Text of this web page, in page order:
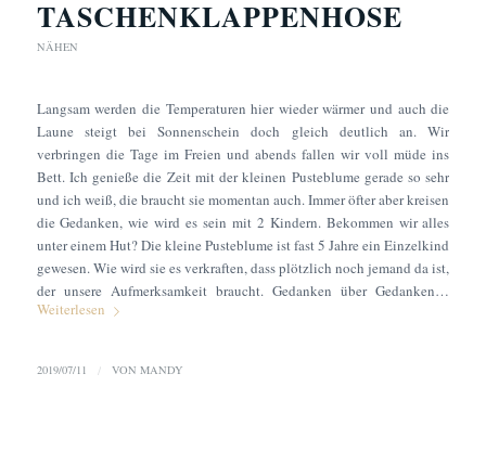
TASCHENKLAPPENHOSE
NÄHEN
Langsam werden die Temperaturen hier wieder wärmer und auch die
Laune steigt bei Sonnenschein doch gleich deutlich an. Wir
verbringen die Tage im Freien und abends fallen wir voll müde ins
Bett. Ich genieße die Zeit mit der kleinen Pusteblume gerade so sehr
und ich weiß, die braucht sie momentan auch. Immer öfter aber kreisen
die Gedanken, wie wird es sein mit 2 Kindern. Bekommen wir alles
unter einem Hut? Die kleine Pusteblume ist fast 5 Jahre ein Einzelkind
gewesen. Wie wird sie es verkraften, dass plötzlich noch jemand da ist,
der unsere Aufmerksamkeit braucht. Gedanken über Gedanken…
Weiterlesen
2019/07/11 / VON MANDY